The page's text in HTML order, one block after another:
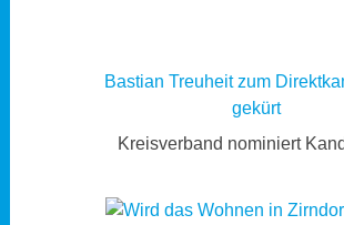
Bastian Treuheit zum
gekürt
Kreisverband nominiert